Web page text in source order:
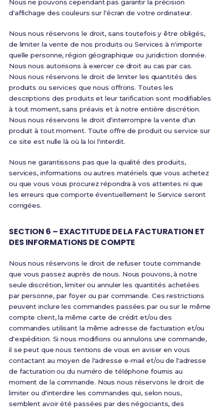
Nous ne pouvons cependant pas garantir la précision
d'affichage des couleurs sur l'écran de votre ordinateur.
Nous nous réservons le droit, sans toutefois y être obligés,
de limiter la vente de nos produits ou Services à n'importe
quelle personne, région géographique ou juridiction donnée.
Nous nous autorisons à exercer ce droit au cas par cas.
Nous nous réservons le droit de limiter les quantités des
produits ou services que nous offrons. Toutes les
descriptions des produits et leur tarification sont modifiables
à tout moment, sans préavis et à notre entière discrétion.
Nous nous réservons le droit d'interrompre la vente d'un
produit à tout moment. Toute offre de produit ou service sur
ce site est nulle là où la loi l'interdit.
Nous ne garantissons pas que la qualité des produits,
services, informations ou autres matériels que vous achetez
ou que vous vous procurez répondra à vos attentes ni que
les erreurs que comporte éventuellement le Service seront
corrigées.
SECTION 6 – EXACTITUDE DE LA FACTURATION ET
DES INFORMATIONS DE COMPTE
Nous nous réservons le droit de refuser toute commande
que vous passez auprès de nous. Nous pouvons, à notre
seule discrétion, limiter ou annuler les quantités achetées
par personne, par foyer ou par commande. Ces restrictions
peuvent inclure les commandes passées par ou sur le même
compte client, la même carte de crédit et/ou des
commandes utilisant la même adresse de facturation et/ou
d'expédition. Si nous modifions ou annulons une commande,
il se peut que nous tentions de vous en aviser en vous
contactant au moyen de l'adresse e-mail et/ou de l'adresse
de facturation ou du numéro de téléphone fournis au
moment de la commande. Nous nous réservons le droit de
limiter ou d'interdire les commandes qui, selon nous,
semblent avoir été passées par des négociants, des